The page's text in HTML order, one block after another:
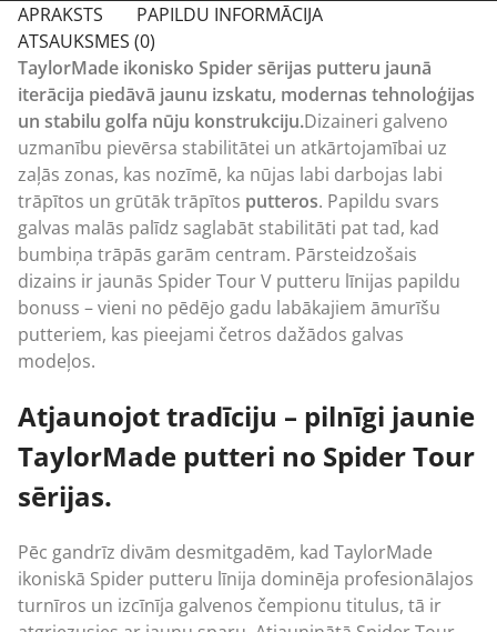
APRAKSTS
PAPILDU INFORMĀCIJA
ATSAUKSMES (0)
TaylorMade ikonisko Spider sērijas putteru jaunā
iterācija piedāvā jaunu izskatu, modernas tehnoloģijas
un stabilu golfa nūju konstrukciju.Dizaineri galveno
uzmanību pievērsa stabilitātei un atkārtojamībai uz
zaļās zonas, kas nozīmē, ka nūjas labi darbojas labi
trāpītos un grūtāk trāpītos putteros. Papildu svars
galvas malās palīdz saglabāt stabilitāti pat tad, kad
bumbiņa trāpās garām centram. Pārsteidzošais
dizains ir jaunās Spider Tour V putteru līnijas papildu
bonuss – vieni no pēdējo gadu labākajiem āmurīšu
putteriem, kas pieejami četros dažādos galvas
modeļos.
Atjaunojot tradīciju – pilnīgi jaunie
TaylorMade putteri no Spider Tour
sērijas.
Pēc gandrīz divām desmitgadēm, kad TaylorMade
ikoniskā Spider putteru līnija dominēja profesionālajos
turnīros un izcīnīja galvenos čempionu titulus, tā ir